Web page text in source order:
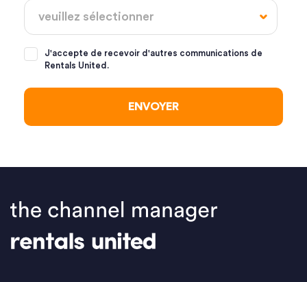
J'accepte de recevoir d'autres communications de
Rentals United.